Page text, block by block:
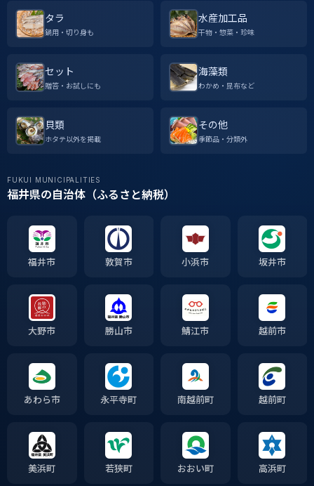
タラ
鍋用・切り身も
水産加工品
干物・惣菜・珍味
セット
贈答・お試しにも
海藻類
わかめ・昆布など
貝類
ホタテ以外を掲載
その他
季節品・分類外
FUKUI MUNICIPALITIES
福井県の自治体（ふるさと納税）
福井市 敦賀市 小浜市 坂井市
大野市 勝山市 鯖江市 越前市
あわら市 永平寺町 南越前町 越前町
美浜町 若狭町 おおい町 高浜町